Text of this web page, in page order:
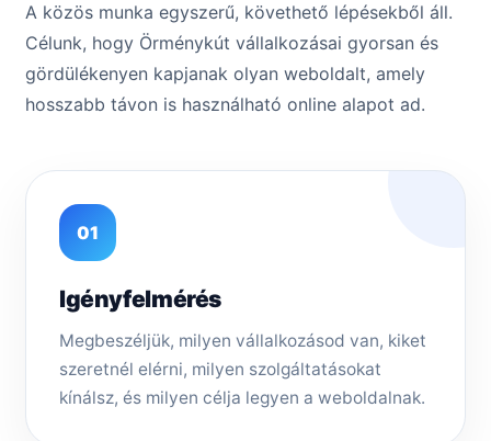
A közös munka egyszerű, követhető lépésekből áll.
Célunk, hogy Örménykút vállalkozásai gyorsan és
gördülékenyen kapjanak olyan weboldalt, amely
hosszabb távon is használható online alapot ad.
01
Igényfelmérés
Megbeszéljük, milyen vállalkozásod van, kiket
szeretnél elérni, milyen szolgáltatásokat
kínálsz, és milyen célja legyen a weboldalnak.